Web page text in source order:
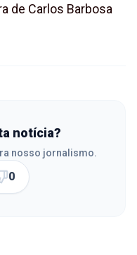
de Carlos Barbosa
notícia?
nosso jornalismo.
0